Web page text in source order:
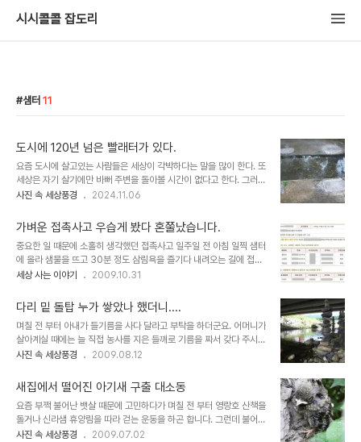
시시콜콜 잡도리
샘터 11
도시에 120년 넘은 빨래터가 있다.
요즘 도시에 살고있는 사람들은 세상이 각박하다는 말을 많이 한다. 또
세상은 자기 살기에만 바뻐 주변을 돌아볼 시간이 없다고 한다. 그러다
나이들어 문득 뒤돌아보고 돌아갈 곳 없음에 가슴 저미기도 한다 . 내
향을 찾고 싶어진다.고향을 가지 못할 때에는 고향을 닮은 곳에 가서
잠시 머리를 식히곤 하는데 그곳 중에 한 곳이 오늘 찾아간 빨래터다.
내가 어릴 적에 동네에도 샘물이 콸콸 솟는 샘물아래 빨래터가 있었다.
동네 아낙과 어머니는 한겨울에도 이곳에서 빨래를 했고 여름에는 등
목을 하거나 목강을 즐기기도 했다.물론 샘통을 건드리지 말라는 동네
터라는 마을인데 양양에서..
사진 속 세상풍경 2024.11.06
가벼운 접촉사고 우습게 봤다 혼쭐났습니다.
중요한 일 때문에 소홀히 생각했던 접촉사고 일주일 전 아침 일찍 샘터
에 올라 샘물을 뜨고 30분 정도 삼림욕을 즐기다 내려오는 길에 접촉
사고가 났습니다. 샘터로 가는 길은 일차선 도로라서 차량간 교행이 되
히 샘터에서 내려오는 저수지 근처는 길이 굽은 데다 군에서 설치해놓
은 탱크 저지선이 있어서 올라오는 차량이 제대로 보이지 않는 곳이기
도 합니다. 이날 사고는 굽은 도로를 10km 이내의 서행으로 내려오는
나와 탱크저지선을 빠져 나오던 승용차와 서로 스치면서 일어난 접촉
사고였는데 상대 차량에는 아주머니 셋이 타고 있었고 접촉사고 후 모
부분이 살짝 들어가고 제 차량은 긁혔..
세상 사는 이야기 2009.10.31
다리 밑 돌탑 누가 쌓았나 했더니....
며칠 전 부터 아내가 들기름을 사다 달라고 부탁을 하더군요. 어머니가
살아계실 때에는 늘 직접 농사를 지은 들깨로 기름을 짜서 갖다 주시곤
했는데 돌아가시고 난 후 시장에서 들기름을 사 먹어 본 아내는 아마도
짠 들기름을 알아보고 사다달라고 하더군요..... 그러던 어느 날 샘터로
물을 뜨러 가는 길에 길가에서 복숭아를 팔고 계시는 할아버지를 만났
습니다. 그곳에는 복숭아와 소주병에 담겨 있는 검은 기름이 보였습니
다. 반가운 마음에 들기름이냐고 물으니 머루주라고 하더군요.... 혹시
집에서 농사지은 들기름은 안파세요 물으니 다 팔았다며 이틀 후에 다
사진 속 세상풍경 2009.08.12
새집에서 떨어진 아기새 구출 대소동
요즘 부쩍 불어난 뱃살 때문에 고민하다가 며칠 전 부터 영랑호 산책을
돌거나 신라샘 휴양림을 따라 걷는 운동을 하곤 합니다. 그런데 불어난
몸 때문인지 오래 걸을 수가 없습니다. 사실 몸무게가 80kg이지만 보
사진 속 세상풍경 2009.07.02